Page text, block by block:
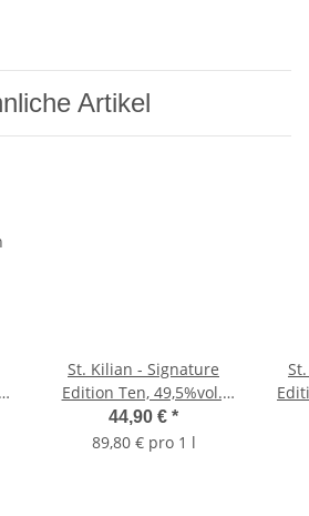
Artikel
St. Kilian - Signature
Edition Ten, 49,5%vol.,
0,5 ltr.
44,90 € *
89,80 € pro 1 l